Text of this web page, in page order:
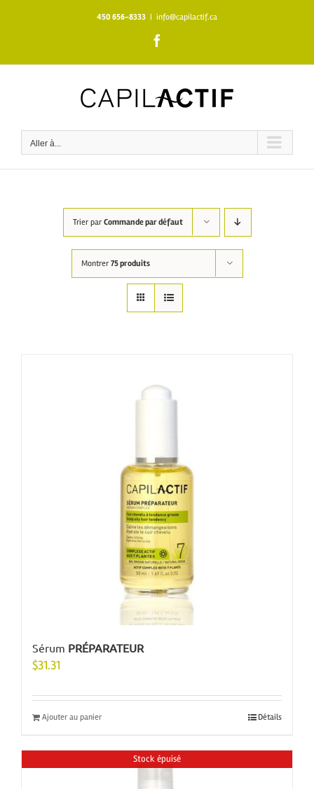
450 656-8333 | info@capilactif.ca
Aller à...
Trier par Commande par défaut
Montrer 75 produits
Sérum PRÉPARATEUR
$31.31
Ajouter au panier Détails
Stock épuisé